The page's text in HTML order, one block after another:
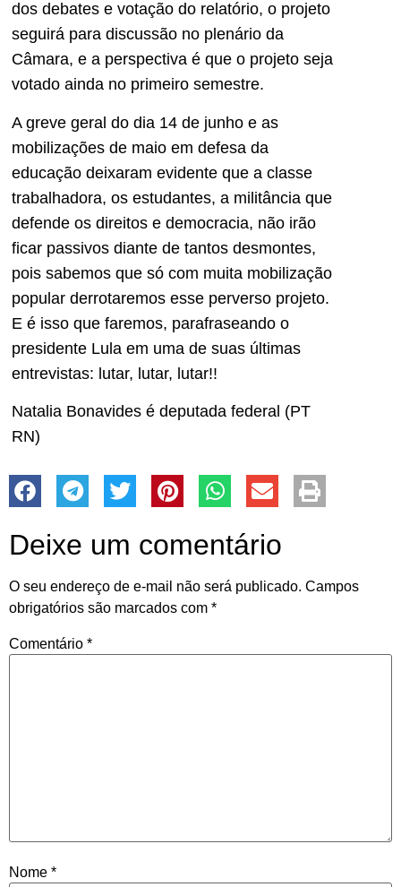
dos debates e votação do relatório, o projeto
seguirá para discussão no plenário da
Câmara, e a perspectiva é que o projeto seja
votado ainda no primeiro semestre.
A greve geral do dia 14 de junho e as
mobilizações de maio em defesa da
educação deixaram evidente que a classe
trabalhadora, os estudantes, a militância que
defende os direitos e democracia, não irão
ficar passivos diante de tantos desmontes,
pois sabemos que só com muita mobilização
popular derrotaremos esse perverso projeto.
E é isso que faremos, parafraseando o
presidente Lula em uma de suas últimas
entrevistas: lutar, lutar, lutar!!
Natalia Bonavides é deputada federal (PT
RN)
Deixe um comentário
O seu endereço de e-mail não será publicado. Campos
obrigatórios são marcados com *
Comentário *
Nome *